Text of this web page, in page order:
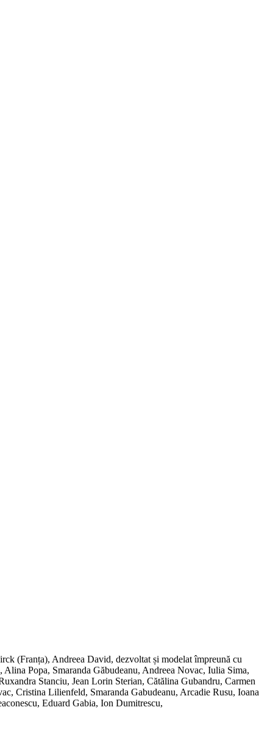
(Franța), Andreea David, dezvoltat și modelat împreună cu
Popa, Smaranda Găbudeanu, Andreea Novac, Iulia Sima,
Stanciu, Jean Lorin Sterian, Cătălina Gubandru, Carmen
Cristina Lilienfeld, Smaranda Gabudeanu, Arcadie Rusu, Ioana
Eduard Gabia, Ion Dumitrescu,